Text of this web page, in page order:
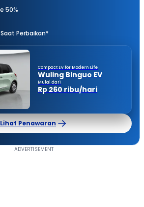
50%
Perbaikan*
Compact EV for Modern Life
Wuling Binguo EV
Mulai dari
Rp 260 ribu/hari
Lihat Penawaran